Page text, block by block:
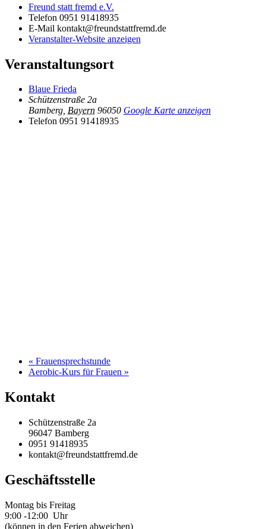
Freund statt fremd e.V.
Telefon 0951 91418935
E-Mail kontakt@freundstattfremd.de
Veranstalter-Website anzeigen
Veranstaltungsort
Blaue Frieda
Schützenstraße 2a
Bamberg, Bayern 96050 Google Karte anzeigen
Telefon 0951 91418935
« Frauensprechstunde
Aerobic-Kurs für Frauen »
Kontakt
Schützenstraße 2a
96047 Bamberg
0951 91418935
kontakt@freundstattfremd.de
Geschäftsstelle
Montag bis Freitag
9:00 -12:00 Uhr
(können in den Ferien abweichen)